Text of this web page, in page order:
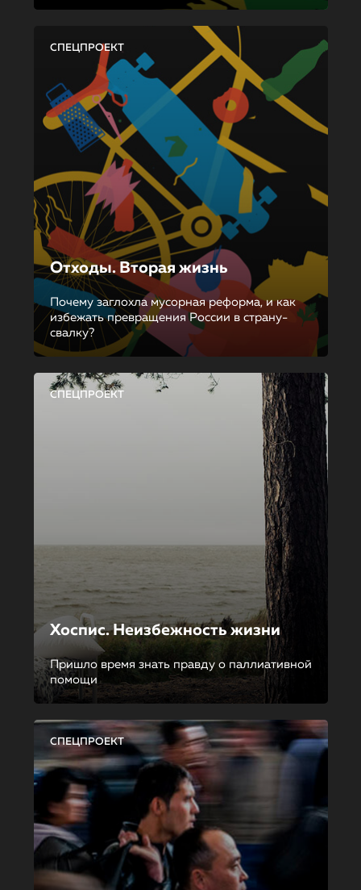
СПЕЦПРОЕКТ
Отходы. Вторая жизнь
Почему заглохла мусорная реформа, и как
избежать превращения России в страну-
свалку?
СПЕЦПРОЕКТ
Хоспис. Неизбежность жизни
Пришло время знать правду о паллиативной
помощи
СПЕЦПРОЕКТ